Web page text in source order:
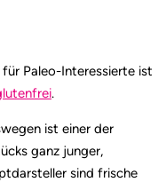
Paleo-Interessierte ist
.
ist einer der
ganz junger,
sind frische